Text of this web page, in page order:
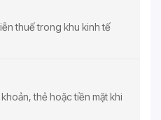
thuế trong khu kinh tế
thẻ hoặc tiền mặt khi